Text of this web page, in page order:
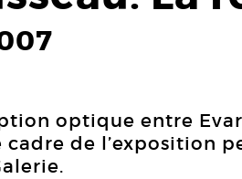
optique entre
cadre de l’exposition